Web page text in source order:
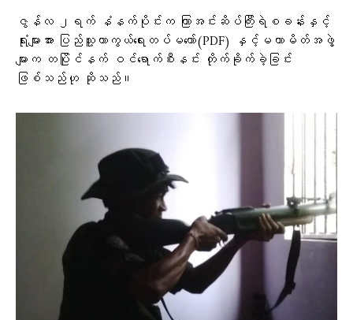
ဇွန်လ ၂ရက် နံနက်ပိုင်းက ကြာအင်းဆိပ်ကြီးရဲစခန်းနှင့်
ရုံးများအား ပြည်သူ့ကာကွယ်ရေးတပ်မတော်(PDF) နှင့်မဟာမိတ်အဖွဲ့
များက တပြိုင်နက် ဝင်ရောက်စီးနင်း တိုက်ခိုက်ခဲ့ခြင်း
ဖြစ်သည်ဟု ဆိုသည်။